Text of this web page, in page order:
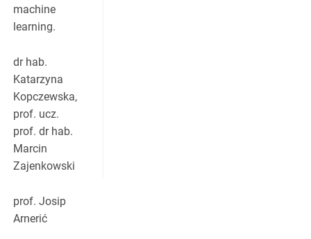
machine
learning.
dr hab.
Katarzyna
Kopczewska,
prof. ucz.
prof. dr hab.
Marcin
Zajenkowski
prof. Josip
Arnerić